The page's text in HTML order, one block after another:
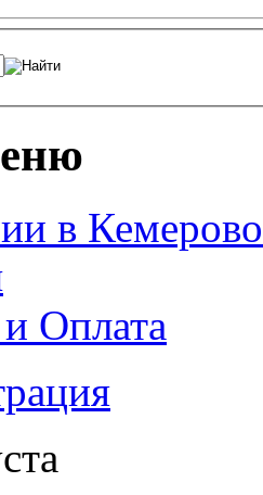
в Кемерово
Оплата